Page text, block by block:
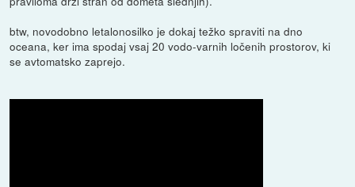
btw, novodobno letalonosilko je dokaj težko spraviti na dno
oceana, ker ima spodaj vsaj 20 vodo-varnih ločenih prostorov, ki
se avtomatsko zaprejo.